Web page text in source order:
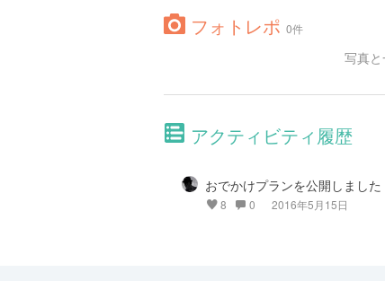
フォトレポ 0件
写真
アクティビティ履歴
おでかけプランを公開しました
8 0 2016年5月15日